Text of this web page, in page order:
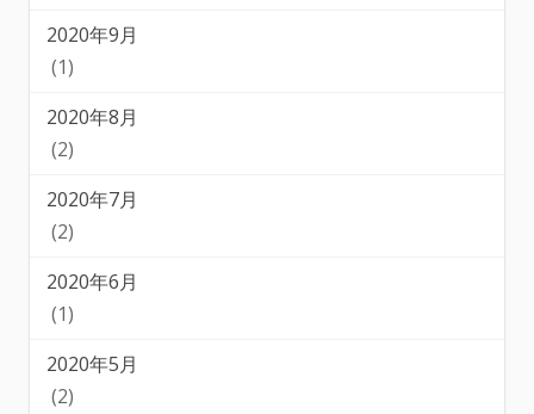
2020年9月
(1)
2020年8月
(2)
2020年7月
(2)
2020年6月
(1)
2020年5月
(2)